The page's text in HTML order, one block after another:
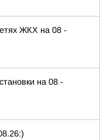
ЖКХ на 08 -
на 08 -